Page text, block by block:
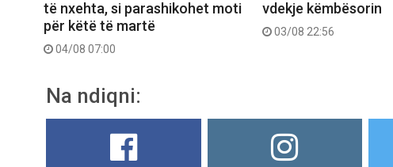
të nxehta, si parashikohet moti
për këtë të martë
04/08 07:00
vdekje këmbësorin
03/08 22:56
Na ndiqni: